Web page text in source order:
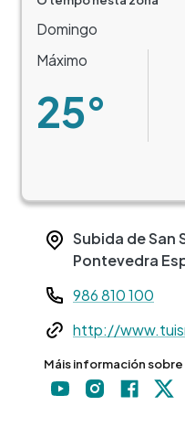
Domingo
Máximo
25°
Subida de San
Pontevedra
Teléfono
986 810 100
Webhttp://
Máis información sobre